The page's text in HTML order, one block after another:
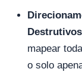
mapear
o solo